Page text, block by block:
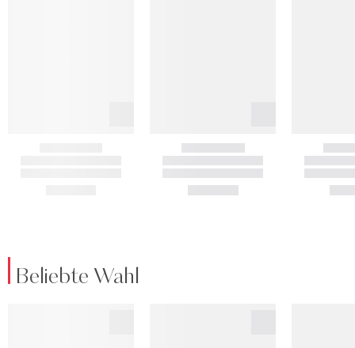
Beliebte Wahl